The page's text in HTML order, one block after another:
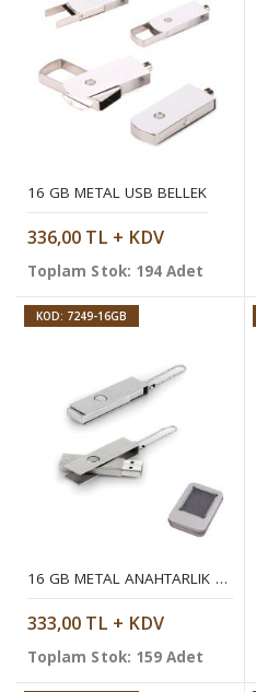
16 GB METAL USB BELLEK
336,00 TL + KDV
Toplam Stok: 194 Adet
KOD: 7249-16GB
16 GB METAL ANAHTARLIK USB BELLEK
333,00 TL + KDV
Toplam Stok: 159 Adet